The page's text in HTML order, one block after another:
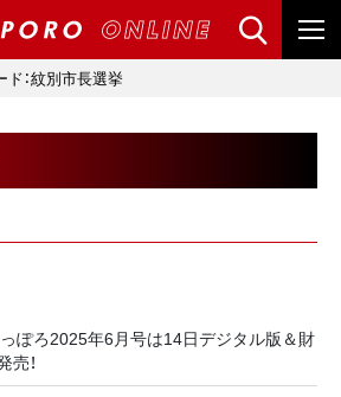
ド：紋別市長選挙
っぽろ2025年6月号は14日デジタル版＆財
売！